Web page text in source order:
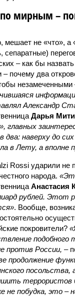
мирным –
мешает не «что», а
сепаратные)
– как бы
– почему два
незамеченными
Александр
Дарья
главных
два: наверху до
в Лету, а вполне
Rossi ударили не
народа.
Анастасия
рублей. Этот
. Вообще,
покровители?
подобного
против России, –
продолжение
посольства,
террористов
не побудка, это –